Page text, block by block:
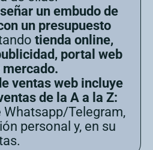
un embudo de
un presupuesto
tienda online,
portal web
mercado.
ventas web incluye
de la A a la Z:
Whatsapp/Telegram,
personal y, en su